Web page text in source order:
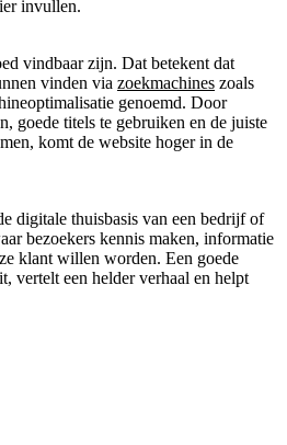
invullen.
vindbaar zijn. Dat betekent dat
vinden via zoekmachines zoals
genoemd. Door
goede titels te gebruiken en de juiste
komt de website hoger in de
digitale thuisbasis van een bedrijf of
bezoekers kennis maken, informatie
klant willen worden. Een goede
vertelt een helder verhaal en helpt